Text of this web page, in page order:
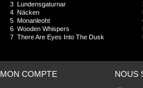
3 Lundensgaturnar
4 Näcken
5 Monanleoht
6 Wooden Whispers
7 There Are Eyes Into The Dusk
MON COMPTE NOUS